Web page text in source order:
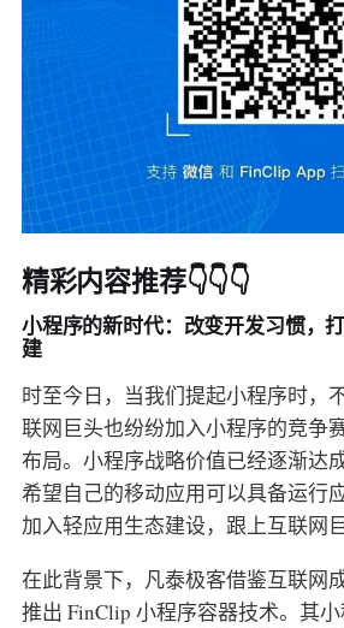
精彩内容推荐👇👇👇
小程序的新时代：改变开发习惯，
建
时至今日，当我们提起小程序时，
联网巨头也纷纷加入小程序的竞争
布局。小程序战略价值已经逐渐达
希望自己的移动应用可以具备运行
加入轻应用生态建设，跟上互联网
在此背景下，凡泰极客借鉴互联网
推出 FinClip 小程序容器技术。其